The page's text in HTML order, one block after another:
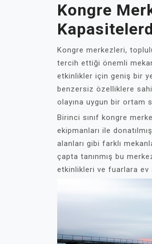
Kongre
Kongre merkezleri,
tercih ettiği önemli
etkinlikler için geniş bir
benzersiz özelliklere
olayına uygun bir ortam
Birinci sınıf kongre
ekipmanları ile
alanları gibi farklı
çapta tanınmış bu
etkinlikleri ve fuarlara ev